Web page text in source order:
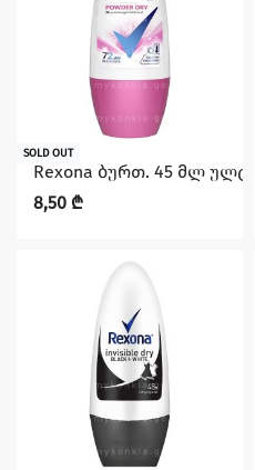
SOLD OUT
Rexona ბურთ. 45 მლ
8,50 ₾